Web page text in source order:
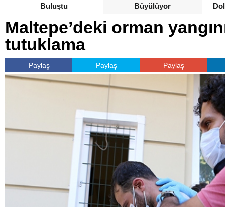
Buluştu
Büyülüyor
Maltepe’deki orman
tutuklama
Paylaş Paylaş Paylaş